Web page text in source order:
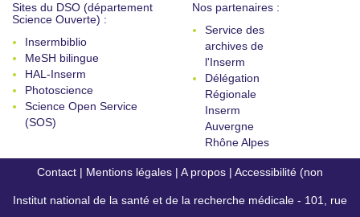
Sites du DSO (département
Science Ouverte) :
Insermbiblio
MeSH bilingue
HAL-Inserm
Photoscience
Science Open Service
(SOS)
Nos partenaires :
Service des
archives de
l'Inserm
Délégation
Régionale
Inserm
Auvergne
Rhône Alpes
Contact | Mentions légales | A propos | Accessibilité (non
conforme)
Institut national de la santé et de la recherche médicale - 101, rue